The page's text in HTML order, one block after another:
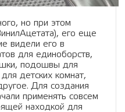
но при этом
его еще
видели его в
для единоборств,
подошвы для
детских комнат,
Для создания
применять совсем
находкой для